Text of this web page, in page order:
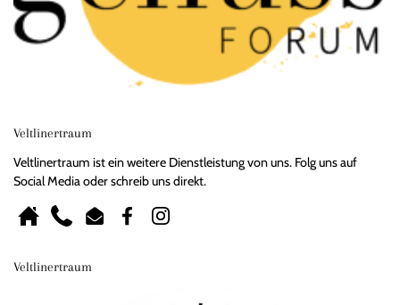
Veltlinertraum
Veltlinertraum ist ein weitere Dienstleistung von uns. Folg uns auf
Social Media oder schreib uns direkt.
Homepage
Phone Email FacebookInstagram
Veltlinertraum